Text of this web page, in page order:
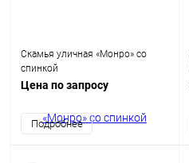
Скамья уличная «Монро» со
спинкой
Цена по запросу
Подробнее